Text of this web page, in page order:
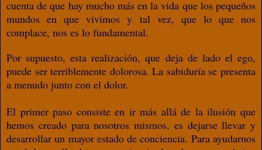
cuenta de que hay mucho más en la vida que los pequeños
mundos en que vivimos y tal vez, que lo que nos
complace, nos es lo fundamental.
Por supuesto, esta realización, que deja de lado el ego,
puede ser terriblemente dolorosa. La sabiduría se presenta
a menudo junto con el dolor.
El primer paso consiste en ir más allá de la ilusión que
hemos creado para nosotros mismos, es dejarse llevar y
desarrollar un mayor estado de conciencia. Para ayudarnos